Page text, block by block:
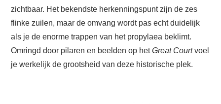
zichtbaar. Het bekendste herkenningspunt zijn de zes
flinke zuilen, maar de omvang wordt pas echt duidelijk
als je de enorme trappen van het propylaea beklimt.
Omringd door pilaren en beelden op hetGreat Courtvoel
je werkelijk de grootsheid van deze historische plek.